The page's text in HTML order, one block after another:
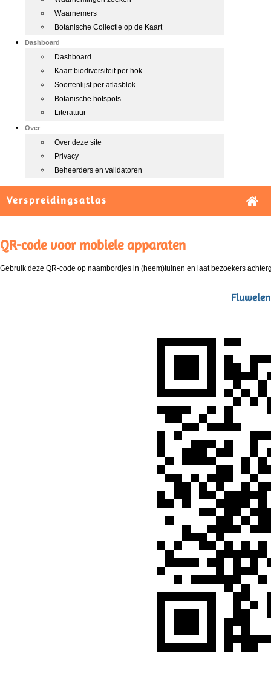
Waarnemers
Botanische Collectie op de Kaart
Dashboard
Dashboard
Kaart biodiversiteit per hok
Soortenlijst per atlasblok
Botanische hotspots
Literatuur
Over
Over deze site
Privacy
Beheerders en validatoren
Verspreidingsatlas
QR-code voor mobiele apparaten
Gebruik deze QR-code op naambordjes in (heem)tuinen en laat bezoekers